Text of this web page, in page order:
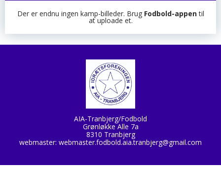
Der er endnu ingen kamp-billeder. Brug Fodbold-appentil
at uploade et.
AIA-Tranbjerg/Fodbold
Grønløkke Alle 7a
8310 Tranbjerg
webmaster: webmaster.fodbold.aia.tranbjerg@gmail.com